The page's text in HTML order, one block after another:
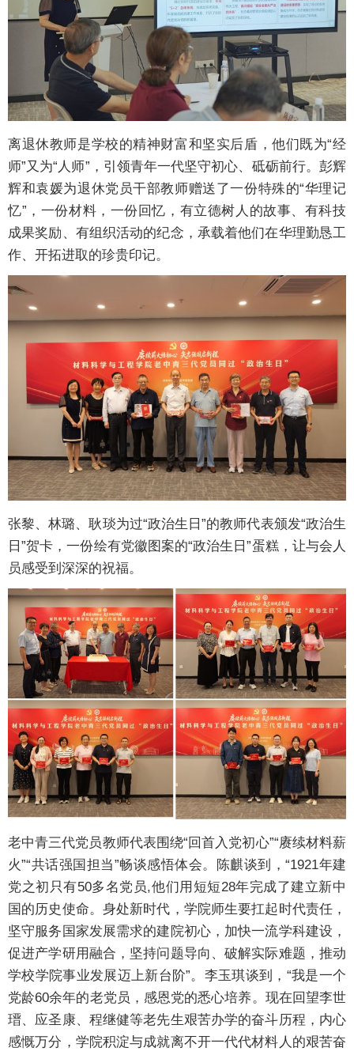
离退休教师是学校的精神财富和坚实后盾，他们既为“经
师”又为“人师”，引领青年一代坚守初心、砥砺前行。彭辉
辉和袁媛为退休党员干部教师赠送了一份特殊的“华理记
忆”，一份材料，一份回忆，有立德树人的故事、有科技
成果奖励、有组织活动的纪念，承载着他们在华理勤恳工
作、开拓进取的珍贵印记。
张黎、林璐、耿琰为过“政治生日”的教师代表颁发“政治生
日”贺卡，一份绘有党徽图案的“政治生日”蛋糕，让与会人
员感受到深深的祝福。
老中青三代党员教师代表围绕“回首入党初心”“赓续材料薪
火”“共话强国担当”畅谈感悟体会。陈麒谈到，“1921年建
党之初只有50多名党员,他们用短短28年完成了建立新中
国的历史使命。身处新时代，学院师生要扛起时代责任，
坚守服务国家发展需求的建院初心，加快一流学科建设，
促进产学研用融合，坚持问题导向、破解实际难题，推动
学校学院事业发展迈上新台阶”。李玉琪谈到，“我是一个
党龄60余年的老党员，感恩党的悉心培养。现在回望李世
瑨、应圣康、程继健等老先生艰苦办学的奋斗历程，内心
感慨万分，学院积淀与成就离不开一代代材料人的艰苦奋